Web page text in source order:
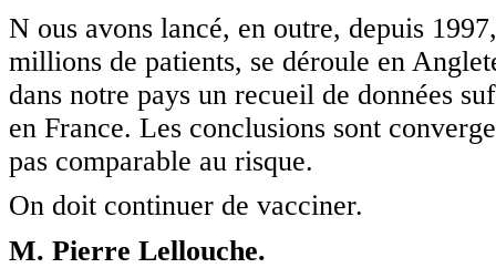
N ous avons lancé, en outre, depuis
millions de patients, se déroule en
dans notre pays un recueil de données
en France. Les conclusions sont
pas comparable au risque.
On doit continuer de vacciner.
M. Pierre Lellouche.